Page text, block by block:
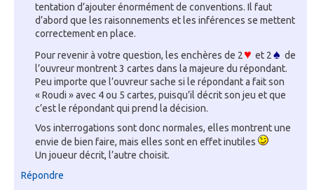
tentation d’ajouter énormément de conventions. Il faut
d’abord que les raisonnements et les inférences se mettent
correctement en place.
Pour revenir à votre question, les enchères de 2♥ et 2♠ de
l’ouvreur montrent 3 cartes dans la majeure du répondant.
Peu importe que l’ouvreur sache si le répondant a fait son
« Roudi » avec 4 ou 5 cartes, puisqu’il décrit son jeu et que
c’est le répondant qui prend la décision.
Vos interrogations sont donc normales, elles montrent une
envie de bien faire, mais elles sont en effet inutiles
Un joueur décrit, l’autre choisit.
Répondre